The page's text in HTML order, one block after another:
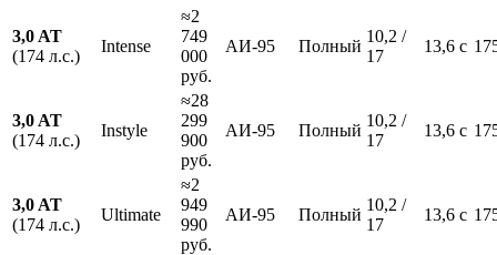
3,0 AT
(174 л.с.)
Intense
≈2
749
000
руб.
АИ-95 Полный
10,2 /
17
13,6 с
3,0 AT
(174 л.с.)
Instyle
≈28
299
900
руб.
АИ-95 Полный
10,2 /
17
13,6 с
3,0 AT
(174 л.с.)
Ultimate
≈2
949
990
руб.
АИ-95 Полный
10,2 /
17
13,6 с